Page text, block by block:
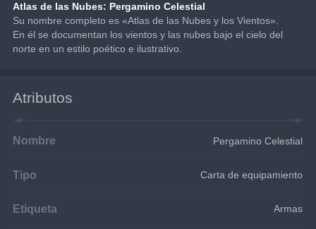
Atlas de las Nubes: Pergamino Celestial
Su nombre completo es «Atlas de las Nubes y los Vientos».
En él se documentan los vientos y las nubes bajo el cielo del
norte en un estilo poético e ilustrativo.
Atributos
Nombre Pergamino Celestial
Tipo Carta de equipamiento
Etiqueta Armas